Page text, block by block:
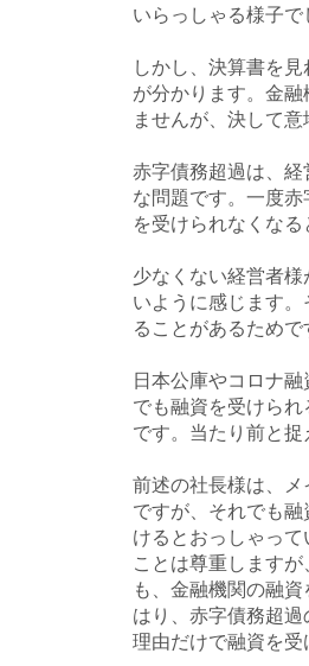
いらっしゃる様子で
しかし、決算書を
が分かります。金
ませんが、決して意
赤字債務超過は、
な問題です。一度
を受けられなくなる
少なくない経営者
いように感じます
ることがあるためで
日本公庫やコロナ
でも融資を受けら
です。当たり前と捉
前述の社長様は、メ
ですが、それでも
けるとおっしゃっ
ことは尊重します
も、金融機関の融
はり、赤字債務超
理由だけで融資を受